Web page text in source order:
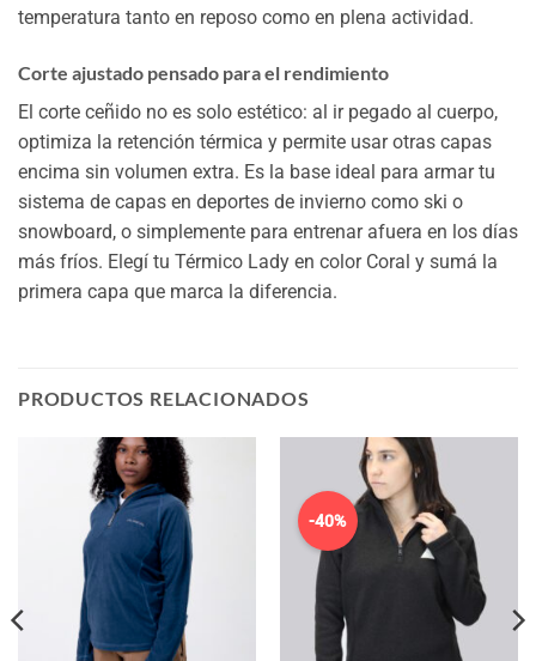
temperatura tanto en reposo como en plena actividad.
Corte ajustado pensado para el rendimiento
El corte ceñido no es solo estético: al ir pegado al cuerpo,
optimiza la retención térmica y permite usar otras capas
encima sin volumen extra. Es la base ideal para armar tu
sistema de capas en deportes de invierno como ski o
snowboard, o simplemente para entrenar afuera en los días
más fríos. Elegí tu Térmico Lady en color Coral y sumá la
primera capa que marca la diferencia.
PRODUCTOS RELACIONADOS
-40%